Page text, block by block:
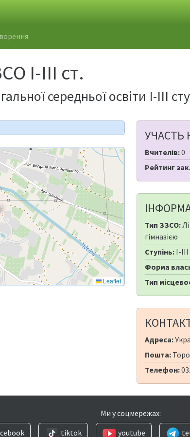
І-ІІІ ст.
середньої освіти І-ІІІ
Leaflet
УЧАСТЬ
Вчителів:0
Рейтинг
Тип ЗЗСО:
гімназією
Ступінь: I-III
Форма
Тип
Адреса:
Пошта:
Телефон:
Ми у соцмережах:
tiktok youtube